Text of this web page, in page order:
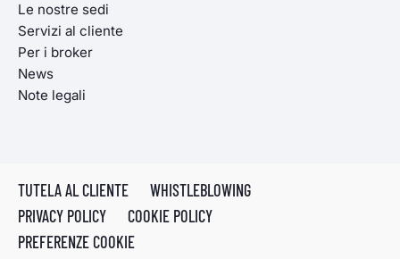
Le nostre sedi
Servizi al cliente
Per i broker
News
Note legali
TUTELA AL CLIENTE
WHISTLEBLOWING
PRIVACY POLICY
COOKIE POLICY
PREFERENZE COOKIE